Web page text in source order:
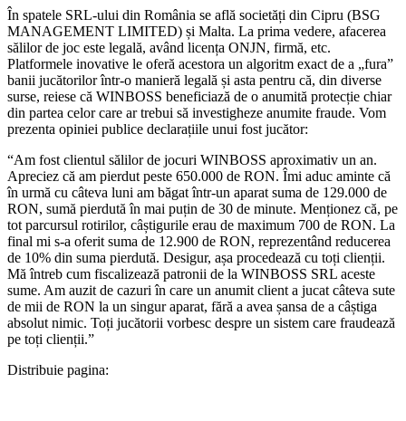
În spatele SRL-ului din România se află societăți din Cipru (BSG
MANAGEMENT LIMITED) și Malta. La prima vedere, afacerea
sălilor de joc este legală, având licența ONJN, firmă, etc.
Platformele inovative le oferă acestora un algoritm exact de a „fura”
banii jucătorilor într-o manieră legală și asta pentru că, din diverse
surse, reiese că WINBOSS beneficiază de o anumită protecție chiar
din partea celor care ar trebui să investigheze anumite fraude. Vom
prezenta opiniei publice declarațiile unui fost jucător:
“Am fost clientul sălilor de jocuri WINBOSS aproximativ un an.
Apreciez că am pierdut peste 650.000 de RON. Îmi aduc aminte că
în urmă cu câteva luni am băgat într-un aparat suma de 129.000 de
RON, sumă pierdută în mai puțin de 30 de minute. Menționez că, pe
tot parcursul rotirilor, câștigurile erau de maximum 700 de RON. La
final mi s-a oferit suma de 12.900 de RON, reprezentând reducerea
de 10% din suma pierdută. Desigur, așa procedează cu toți clienții.
Mă întreb cum fiscalizează patronii de la WINBOSS SRL aceste
sume. Am auzit de cazuri în care un anumit client a jucat câteva sute
de mii de RON la un singur aparat, fără a avea șansa de a câștiga
absolut nimic. Toți jucătorii vorbesc despre un sistem care fraudează
pe toți clienții.”
Distribuie pagina: